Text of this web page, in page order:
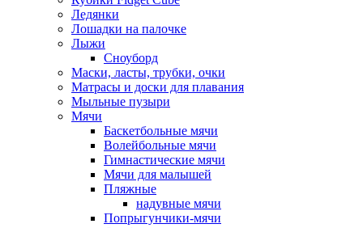
Ледянки
Лошадки на палочке
Лыжи
Сноуборд
Маски, ласты, трубки, очки
Матрасы и доски для плавания
Мыльные пузыри
Мячи
Баскетбольные мячи
Волейбольные мячи
Гимнастические мячи
Мячи для малышей
Пляжные
надувные мячи
Попрыгунчики-мячи